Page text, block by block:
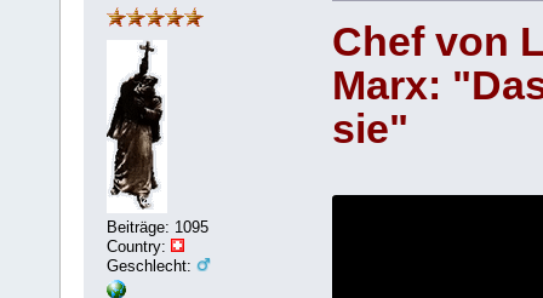
Beiträge: 1095
Country:
Geschlecht:
Chef von
Marx:
sie"